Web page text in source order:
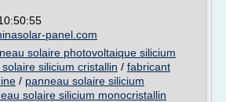
panel.com
solaire photovoltaique silicium
silicium cristallin / fabricant
/ panneau solaire silicium
solaire silicium monocristallin